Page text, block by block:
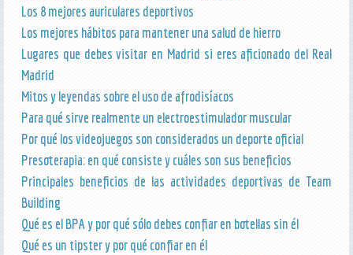
Los 8 mejores auriculares deportivos
Los mejores hábitos para mantener una salud de hierro
Lugares que debes visitar en Madrid si eres aficionado del Real
Madrid
Mitos y leyendas sobre el uso de afrodisíacos
Para qué sirve realmente un electroestimulador muscular
Por qué los videojuegos son considerados un deporte oficial
Presoterapia: en qué consiste y cuáles son sus beneficios
Principales beneficios de las actividades deportivas de Team
Building
Qué es el BPA y por qué sólo debes confiar en botellas sin él
Qué es un tipster y por qué confiar en él